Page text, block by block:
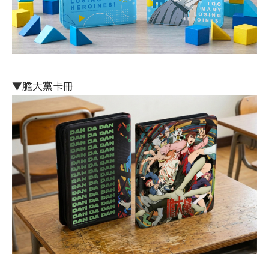
▼膽大黨卡冊